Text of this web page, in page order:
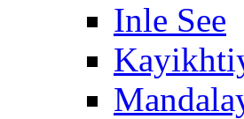
Inle See